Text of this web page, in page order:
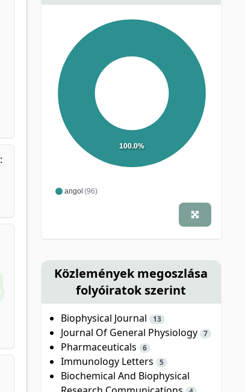
:
angol (96)
100.0%
Közlemények megoszlása
folyóiratok szerint
Biophysical Journal 13
Journal Of General Physiology 7
Pharmaceuticals 6
Immunology Letters 5
Biochemical And Biophysical